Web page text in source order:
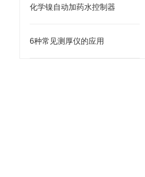
化学镍自动加药水控制器
6种常见测厚仪的应用